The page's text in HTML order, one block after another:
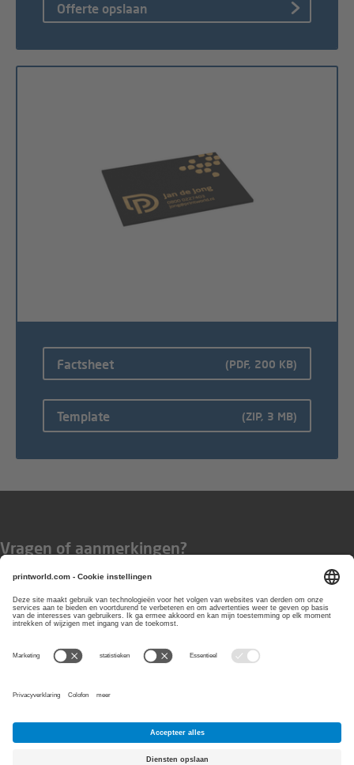
Offerte opslaan
Factsheet (PDF, 200 KB)
Template (ZIP, 3 MB)
Vragen of aanmerkingen?
Wij zijn bereikbaar vanmaandag t/m
vrijdag van 8:00 tot 17:00 uur
0800-77920
MasterCard
Visa
op